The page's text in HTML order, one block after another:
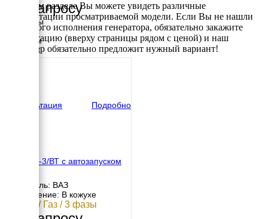
По запросу
Размеры
1200 мм
Ширина
Консультация
Подробно
ФАС-13-3/ВТ с автозапуском
Двигатель: ВАЗ
Исполнение: В кожухе
12 кВт / Газ / 3 фазы
В данном разделе Вы можете увидеть различные
комплектации просматриваемой модели. Если Вы не нашли
требуемого исполнения генератора, обязательно закажите
консультацию (вверху страницы рядом с ценой) и наш
менеджер обязательно предложит нужный вариант!